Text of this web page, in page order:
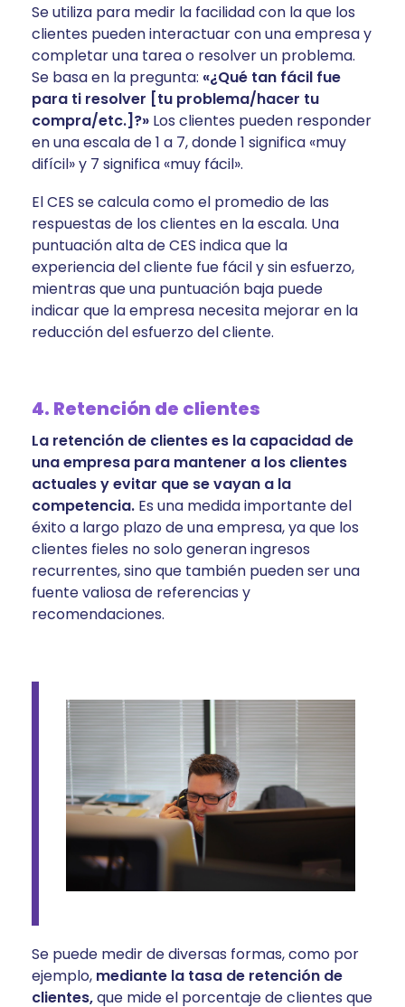
Se utiliza para medir la facilidad con la que los
clientes pueden interactuar con una empresa y
completar una tarea o resolver un problema.
Se basa en la pregunta: «¿Qué tan fácil fue
para ti resolver [tu problema/hacer tu
compra/etc.]?» Los clientes pueden responder
en una escala de 1 a 7, donde 1 significa «muy
difícil» y 7 significa «muy fácil».
El CES se calcula como el promedio de las
respuestas de los clientes en la escala. Una
puntuación alta de CES indica que la
experiencia del cliente fue fácil y sin esfuerzo,
mientras que una puntuación baja puede
indicar que la empresa necesita mejorar en la
reducción del esfuerzo del cliente.
4. Retención de clientes
La retención de clientes es la capacidad de
una empresa para mantener a los clientes
actuales y evitar que se vayan a la
competencia. Es una medida importante del
éxito a largo plazo de una empresa, ya que los
clientes fieles no solo generan ingresos
recurrentes, sino que también pueden ser una
fuente valiosa de referencias y
recomendaciones.
Se puede medir de diversas formas, como por
ejemplo, mediante la tasa de retención de
clientes,que mide el porcentaje de clientes que